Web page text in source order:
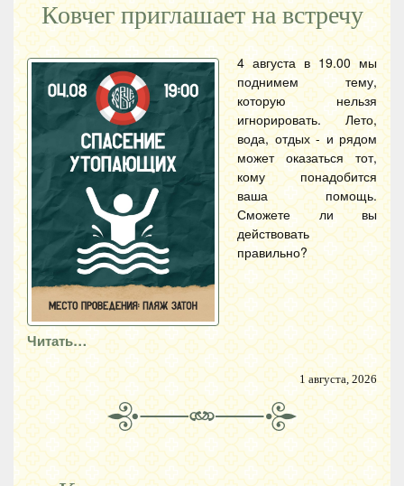
Ковчег приглашает на встречу
4 августа в 19.00 мы
поднимем тему,
которую нельзя
игнорировать. Лето,
вода, отдых - и рядом
может оказаться тот,
кому понадобится
ваша помощь.
Сможете ли вы
действовать
правильно?
Читать…
1 августа, 2026